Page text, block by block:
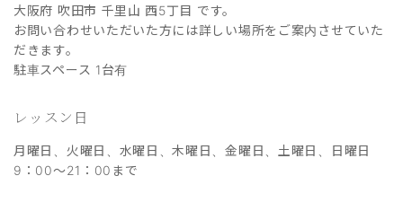
大阪府 吹田市 千里山 西5丁目 です。
お問い合わせいただいた方には詳しい場所をご案内させていた
だきます。
駐車スペース 1台有
レッスン日
月曜日、火曜日、水曜日、木曜日、金曜日、土曜日、日曜日
9：00～21：00まで